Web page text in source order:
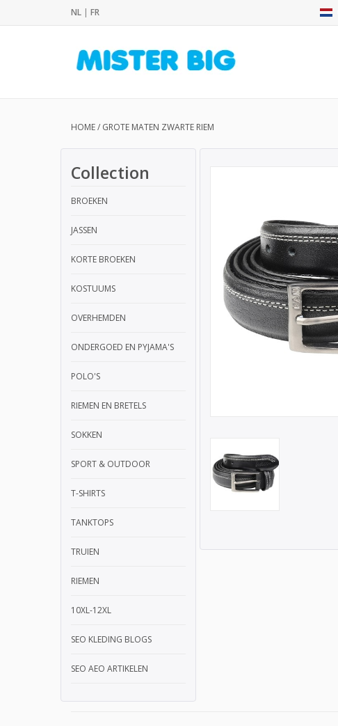
NL | FR
HOME/ GROTE MATEN ZWARTE RIEM
Collection
BROEKEN
JASSEN
KORTE BROEKEN
KOSTUUMS
OVERHEMDEN
ONDERGOED EN PYJAMA'S
POLO'S
RIEMEN EN BRETELS
SOKKEN
SPORT & OUTDOOR
T-SHIRTS
TANKTOPS
TRUIEN
RIEMEN
10XL-12XL
SEO KLEDING BLOGS
SEO AEO ARTIKELEN